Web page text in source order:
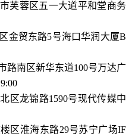
芙蓉区五一大道平和堂商务
金贸东路5号海口华润大厦B
路南区新华东道100号万达广
区龙锦路1590号现代传媒中
区淮海东路29号苏宁广场IF